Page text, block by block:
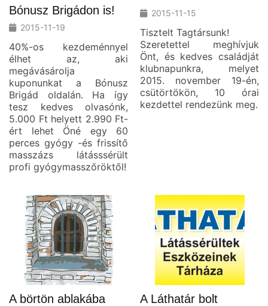
Bónusz Brigádon is!
2015-11-19
40%-os kezdeménnyel
élhet az, aki
megávásárolja
kuponunkat a Bónusz
Brigád oldalán. Ha így
tesz kedves olvasónk,
5.000 Ft helyett 2.990 Ft-
ért lehet Öné egy 60
perces gyógy -és frissítő
masszázs látásssérült
profi gyógymasszőröktől!
2015-11-15
Tisztelt Tagtársunk!
Szeretettel meghívjuk
Önt, és kedves családját
klubnapunkra, melyet
2015. november 19-én,
csütörtökön, 10 órai
kezdettel rendezünk meg.
A börtön ablakába
A Láthatár bolt